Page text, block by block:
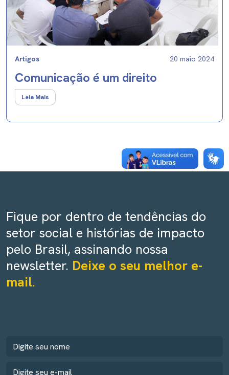
Artigos 20 maio 2024
Comunicação é um direito
Leia Mais
Fique por dentro de tendências do
setor social e histórias de impacto
pelo Brasil, assinando nossa
newsletter. Deixe o seu melhor e-
mail.